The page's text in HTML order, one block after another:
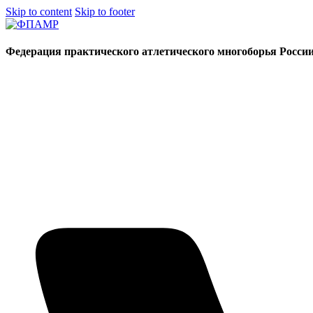
Skip to content Skip to footer
Федерация практического атлетического многоборья